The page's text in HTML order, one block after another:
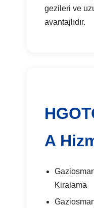
gezileri ve
avantajlıdır.
A
Kiralama